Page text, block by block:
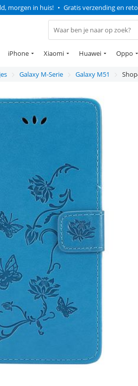
morgen in huis! • Gratis verzending en
iPhone Xiaomi Huawei Oppo
Galaxy M-Serie Galaxy M51